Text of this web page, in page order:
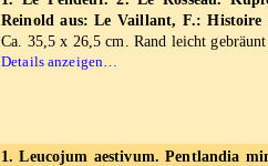
Reinold aus: Le Vaillant, F.: Histoire
Ca. 35,5 x 26,5 cm. Rand leicht
Details anzeigen…
1. Leucojum aestivum. Pentlandia